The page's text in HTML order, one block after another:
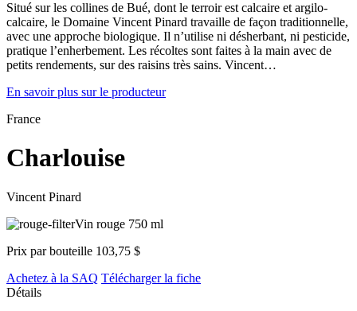
Situé sur les collines de Bué, dont le terroir est calcaire et argilo-
calcaire, le Domaine Vincent Pinard travaille de façon traditionnelle,
avec une approche biologique. Il n’utilise ni désherbant, ni pesticide,
pratique l’enherbement. Les récoltes sont faites à la main avec de
petits rendements, sur des raisins très sains. Vincent…
En savoir plus sur le producteur
France
Charlouise
Vincent Pinard
Vin rouge 750 ml
Prix par bouteille 103,75 $
Achetez à la SAQ Télécharger la fiche
Détails